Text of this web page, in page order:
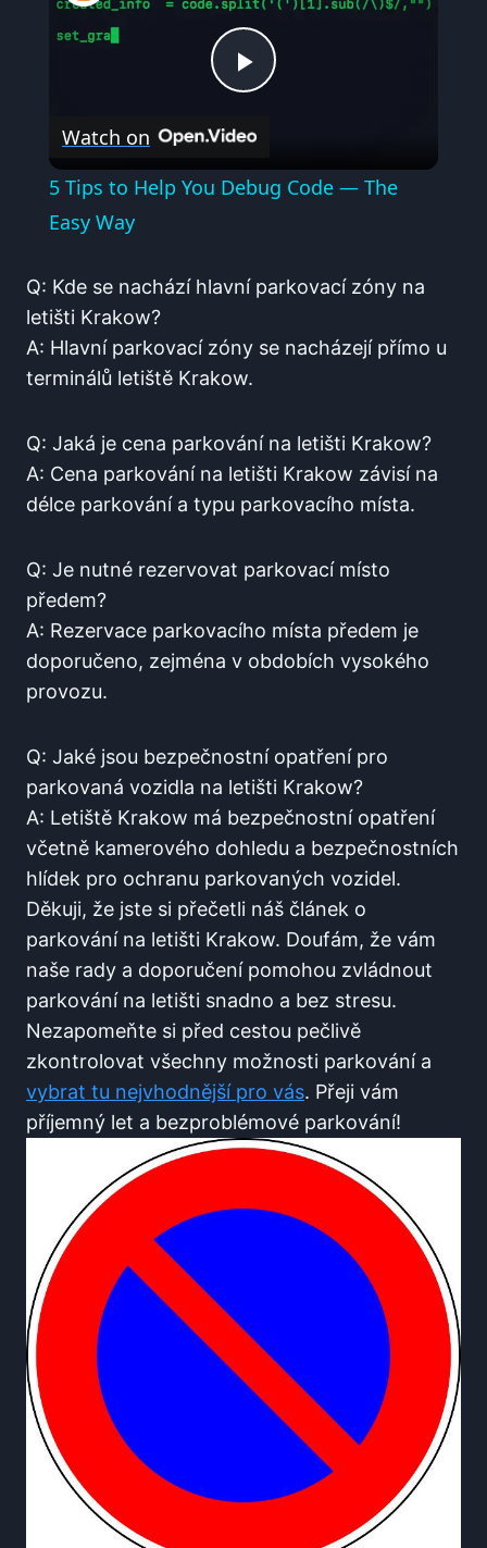
Play
Watch on
5 Tips to Help You Debug Code — The
Easy Way
Q: Kde‍ se nachází hlavní⁣ parkovací​ zóny na
letišti Krakow?
A: Hlavní parkovací zóny se nacházejí přímo u
terminálů letiště Krakow.
Q: Jaká je​ cena ⁣parkování na letišti Krakow?
A: Cena ⁢parkování na⁢ letišti​ Krakow závisí na
délce‍ parkování a typu⁢ parkovacího místa.
Q: Je​ nutné‌ rezervovat parkovací místo ​
předem?
A: Rezervace ‍parkovacího místa předem ​je
doporučeno, ⁤zejména v⁤ obdobích vysokého
provozu.
Q: Jaké⁣ jsou⁢ bezpečnostní ⁢opatření pro
parkovaná vozidla na letišti Krakow?
A: Letiště Krakow má‍ bezpečnostní⁢ opatření‍
včetně‌ kamerového dohledu a bezpečnostních
hlídek pro ochranu parkovaných vozidel.
Děkuji, že jste si přečetli‌ náš článek o
⁢parkování ‌na letišti Krakow. Doufám, že vám
naše rady ​a doporučení pomohou zvládnout
parkování​ na letišti snadno a bez stresu.
Nezapomeňte si před cestou pečlivě
zkontrolovat všechny možnosti parkování a
vybrat⁢ tu nejvhodnější ⁣pro⁢ vás. Přeji vám
příjemný let a bezproblémové ⁣parkování!